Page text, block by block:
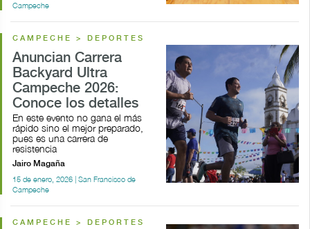
Campeche
CAMPECHE > DEPORTES
Anuncian Carrera
Backyard Ultra
Campeche 2026:
Conoce los detalles
En este evento no gana el más
rápido sino el mejor preparado,
pues es una carrera de
resistencia
Jairo Magaña
15 de enero, 2026 | San Francisco de
Campeche
CAMPECHE > DEPORTES